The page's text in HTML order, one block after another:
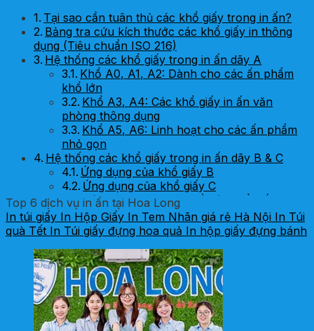
Tại sao cần tuân thủ các khổ giấy trong in ấn?
Bảng tra cứu kích thước các khổ giấy in thông
dụng (Tiêu chuẩn ISO 216)
Hệ thống các khổ giấy trong in ấn dãy A
Khổ A0, A1, A2: Dành cho các ấn phẩm
khổ lớn
Khổ A3, A4: Các khổ giấy in ấn văn
phòng thông dụng
Khổ A5, A6: Linh hoạt cho các ấn phẩm
nhỏ gọn
Hệ thống các khổ giấy trong in ấn dãy B & C
Ứng dụng của khổ giấy B
Ứng dụng của khổ giấy C
Những câu hỏi thường gặp về các khổ giấy trong
ngành in
Top 6 dịch vụ in ấn tại Hoa Long
In túi giấy In Hộp Giấy In Tem Nhãn giá rẻ Hà Nội In Túi
quà Tết In Túi giấy đựng hoa quả In hộp giấy đựng bánh